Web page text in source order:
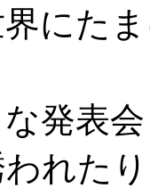
にた
発表
れた